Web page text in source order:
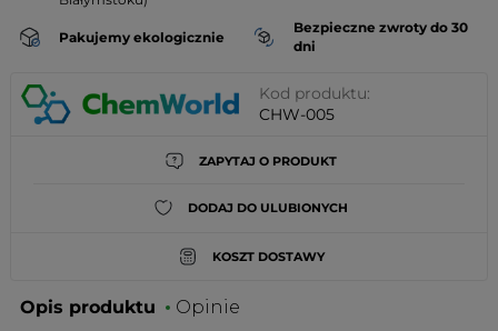
Pakujemy ekologicznie
Bezpieczne zwroty do 30
dni
Kod produktu:
CHW-005
ZAPYTAJ O PRODUKT
DODAJ DO ULUBIONYCH
KOSZT DOSTAWY
Opis produktu Opinie